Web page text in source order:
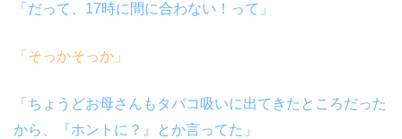
「だって、 17時に間に合わない！って」
「そっかそっか」
「ちょうどお母さんもタバコ吸いに出てきたところだった
から、『ホントに？』とか言ってた」